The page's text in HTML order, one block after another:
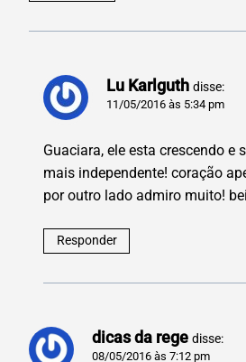
Lu Karlguth disse:
11/05/2016 às 5:34 pm
Guaciara, ele esta crescendo e
mais independente! coração
por outro lado admiro muito!
Responder
dicas da rege disse:
08/05/2016 às 7:12 pm